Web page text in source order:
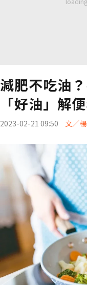
減肥不吃油
「好油」解
2023-02-21 09:50 文／